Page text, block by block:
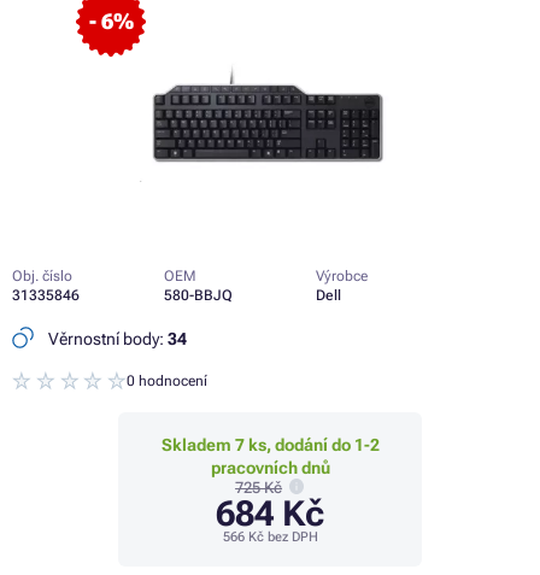
- 6%
Obj. číslo
31335846
OEM
580-BBJQ
Výrobce
Dell
Věrnostní body: 34
0 hodnocení
Skladem 7 ks, dodání do 1-2
pracovních dnů
725 Kč
684 Kč
566 Kčbez DPH